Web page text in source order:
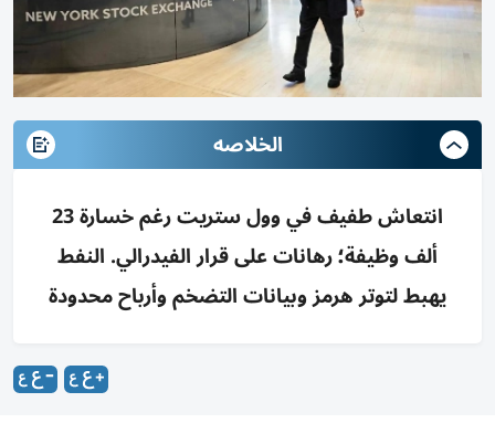
الخلاصه
انتعاش طفيف في وول ستريت رغم خسارة 23
ألف وظيفة؛ رهانات على قرار الفيدرالي. النفط
يهبط لتوتر هرمز وبيانات التضخم وأرباح محدودة